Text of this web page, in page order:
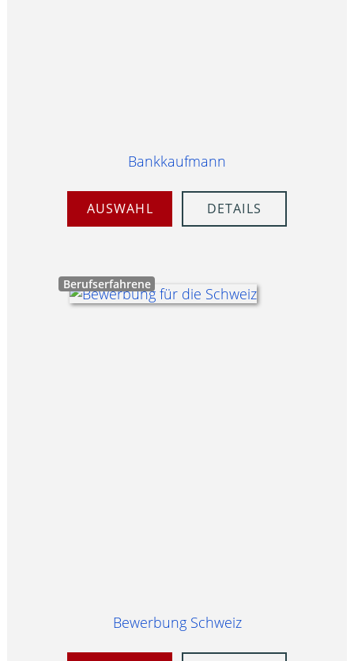
Bankkaufmann
AUSWAHL DETAILS
Berufserfahrene
Bewerbung Schweiz